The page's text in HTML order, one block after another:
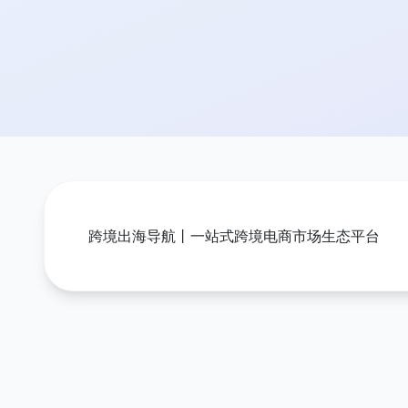
跨境出海导航丨一站式跨境电商市场生态平台